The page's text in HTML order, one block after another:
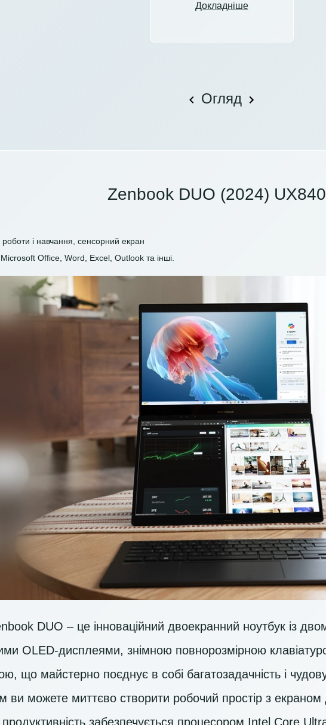
Докладніше
Огляд
Zenbook DUO (2024)
і навчання, сенсорний екран
Office, Word, Excel, Outlook та інші.
DUO – це інноваційний двоекранний ноутбук із
OLED-дисплеями, знімною повнорозмірною
що майстерно поєднує в собі багатозадачність і
ви можете миттєво створити робочий простір з
забезпечується процесором Intel Core